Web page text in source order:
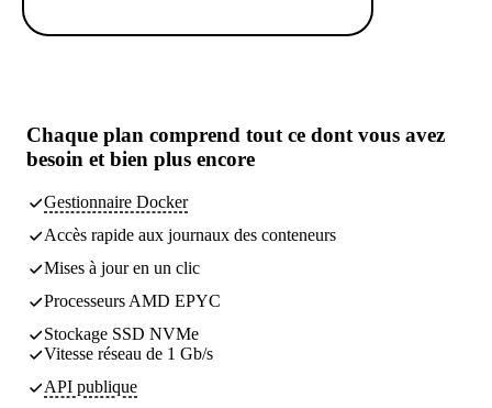
Chaque plan comprend tout ce dont vous avez
besoin et bien plus encore
Gestionnaire Docker
Accès rapide aux journaux des conteneurs
Mises à jour en un clic
Processeurs AMD EPYC
Stockage SSD NVMe
Vitesse réseau de 1 Gb/s
API publique